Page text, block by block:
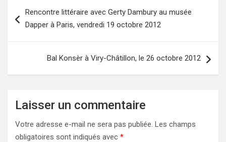
de
Rencontre littéraire avec Gerty Dambury au musée
Dapper à Paris, vendredi 19 octobre 2012
Bal Konsèr à Viry-Châtillon, le 26 octobre 2012
Laisser un commentaire
Votre adresse e-mail ne sera pas publiée. Les champs
obligatoires sont indiqués avec *